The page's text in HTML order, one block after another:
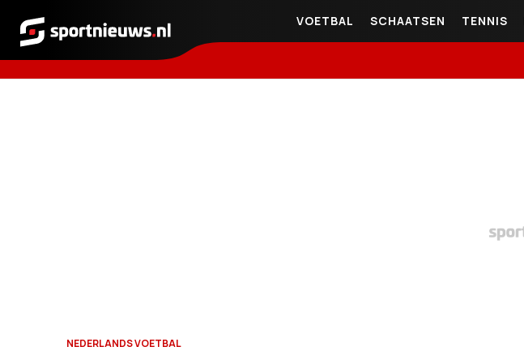
Sportnieuws.nl
VOETBAL SCHAATSEN TENNIS
NEDERLANDS VOETBAL